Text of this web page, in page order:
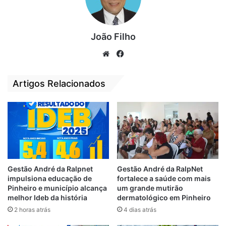
Federal”, criticou.
De acordo com Weverton, o Congresso
Nacional tem o dever constitucional de
sendo aplicadas as verbas disponibilizadas
e os motivos de tantas obras estarem
inacabadas. Nenhum estado escapa ao
fracasso dos projetos. Isso tem que mudar”,
afirmou.
Relacionado
Projeto de Pavão
Filho proibe
Prefeitura de
Ribamar deixa
João Filho
We
Artigos Relacionados
Gestão André da Ralpnet
impulsiona educação de
Pinheiro e município alcança
melhor Ideb da história
2 horas atrás
Gestão André da RalpNet
fortalece a saúde com mais
um grande mutirão
dermatológico em Pinheiro
4 dias atrás